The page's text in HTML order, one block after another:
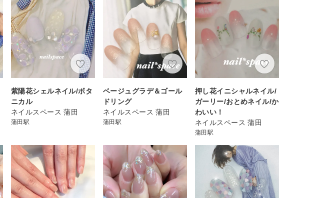
紫陽花シェルネイル/ボタ
ニカル
ネイルスペース 蒲田
蒲田駅
ベージュグラデ＆ゴール
ドリング
ネイルスペース 蒲田
蒲田駅
押し花イニシャルネイル/
ガーリー/おとめネイル/か
わいい！
ネイルスペース 蒲田
蒲田駅